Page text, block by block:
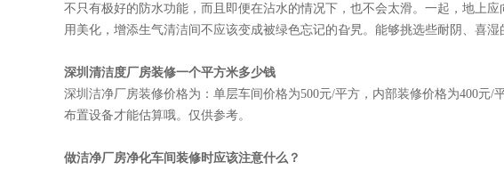
不只有极好的防水功能，而且即便在沾水的情况下，也不会太滑。一起，地上
用美化，增添生气清洁间不应该变成被绿色忘记的旮旯。能够挑选些耐阴、喜
深圳清洁度厂房装修一个平方米多少钱
深圳洁净厂房装修价格为：单层车间价格为500元/平方，内部装修价格为400元
布置设备才能估算哦。仅供参考。
做洁净厂房净化车间装修时应该注意什么？